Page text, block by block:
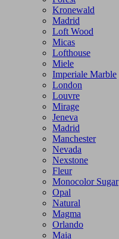
Kronewald
Madrid
Loft Wood
Micas
Lofthouse
Miele
Imperiale Marble
London
Louvre
Mirage
Jeneva
Madrid
Manchester
Nevada
Nexstone
Fleur
Monocolor Sugar
Opal
Natural
Magma
Orlando
Maia